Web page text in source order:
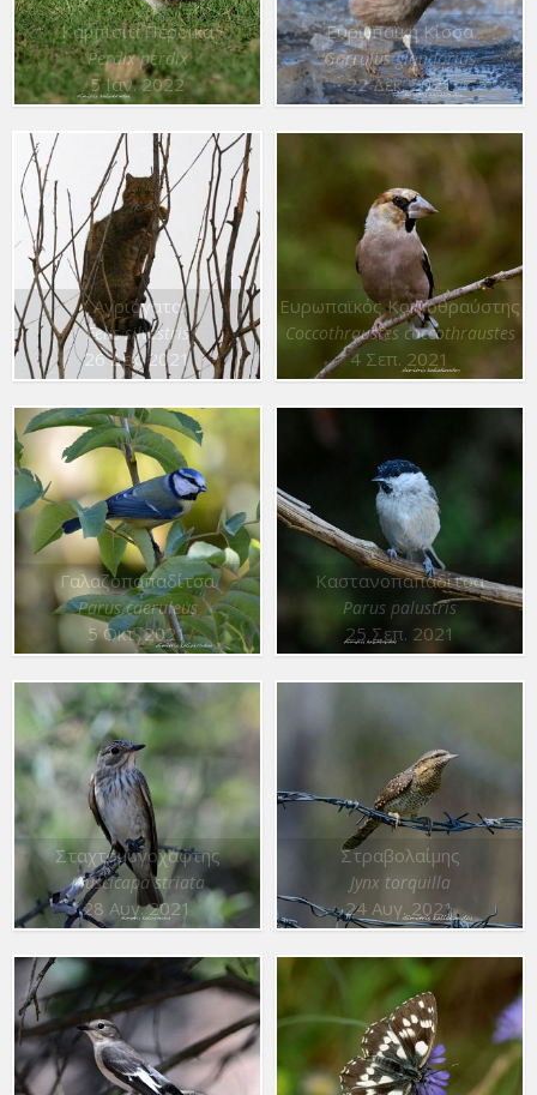
Καμπίσια Πέρδικα
Perdix perdix
5 Ιαν. 2022
Ευρωπαϊκή Κίσσα
Garrulus glandarius
22 Δεκ. 2021
Αγριόγατα
Felis silvestris
26 Δεκ. 2021
Ευρωπαϊκός Κοκκοθραύστης
Coccothraustes coccothraustes
4 Σεπ. 2021
Γαλαζοπαπαδίτσα
Parus caeruleus
5 Οκτ. 2021
Καστανοπαπαδίτσα
Parus palustris
25 Σεπ. 2021
Σταχτομυγοχάφτης
Muscicapa striata
28 Αυγ. 2021
Στραβολαίμης
Jynx torquilla
24 Αυγ. 2021